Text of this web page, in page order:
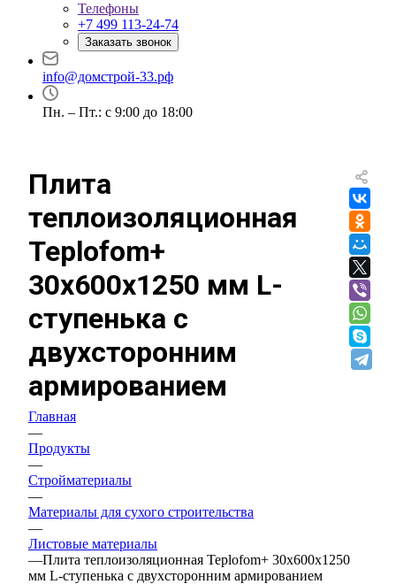
Телефоны
+7 499 113-24-74
Заказать звонок
info@домстрой-33.рф
Пн. – Пт.: с 9:00 до 18:00
Плита
теплоизоляционная
Teplofom+
30х600х1250 мм L-
ступенька с
двухсторонним
армированием
Главная
—
Продукты
—
Стройматериалы
—
Материалы для сухого строительства
—
Листовые материалы
—Плита теплоизоляционная Teplofom+ 30х600х1250
мм L-ступенька с двухсторонним армированием